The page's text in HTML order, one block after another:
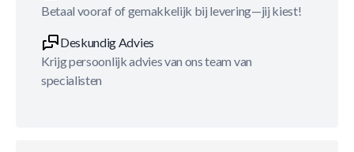
Betaal vooraf of gemakkelijk bij levering—jij kiest!
Deskundig Advies
Krijg persoonlijk advies van ons team van
specialisten